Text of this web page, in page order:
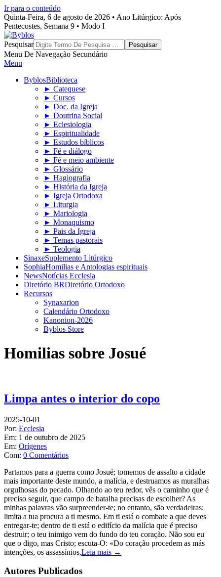
Ir para o conteúdo
Quinta-Feira, 6 de agosto de 2026 • Ano Litúrgico: Após
Pentecostes, Semana 9 • Modo I
Byblos
Pesquisar
Menu De Navegação Secundário
Menu
ByblosBiblioteca
► Catequese
► Cursos
► Doc. da Igreja
► Doutrina Social
► Eclesiologia
► Espiritualidade
► Estudos bíblicos
► Fé e diálogo
► Fé e meio ambiente
► Glossário
► Hagiografia
► História da Igreja
► Igreja Ortodoxa
► Liturgia
► Mariologia
► Monaquismo
► Pais da Igreja
► Temas pastorais
► Teologia
SinaxeSuplemento Litúrgico
SophiaHomilias e Antologias espirituais
NewsNotícias Ecclesia
Diretório BRDiretório Ortodoxo
Recursos
Synaxarion
Calendário Ortodoxo
Kanonion-2026
Byblos Store
Homilias sobre Josué
Limpa antes o interior do copo
2025-10-01
Por: Ecclesia
Em: 1 de outubro de 2025
Em: Orígenes
Com: 0 Comentários
Partamos para a guerra como Josué; tomemos de assalto a cidade
mais importante deste mundo, a malícia, e destruamos as muralhas
orgulhosas do pecado. Olhando ao teu redor, vês o caminho que é
preciso seguir, que campo de batalha precisas de escolher? As
minhas palavras vão surpreender-te; no entanto, são verdadeiras:
limita a tua procura a ti mesmo. Em ti está o combate a que deves
entregar-te; dentro de ti está o edifício da malícia que é preciso
destruir; o teu inimigo vem do fundo do teu coração. Não sou eu
que o digo, mas Cristo; escuta-O: «Do coração procedem as más
intenções, os assassínios,Leia mais →
Autores Publicados